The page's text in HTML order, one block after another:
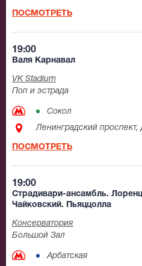
ПОСМОТРЕТЬ
19:00
Валя Карнавал
VK Stadium
Поп и эстрада
Сокол
Ленинградский проспект,
ПОСМОТРЕТЬ
19:00
Страдивари-ансамбль.
Чайковский. Пьяццолла
Консерватория
Большой Зал
Арбатская